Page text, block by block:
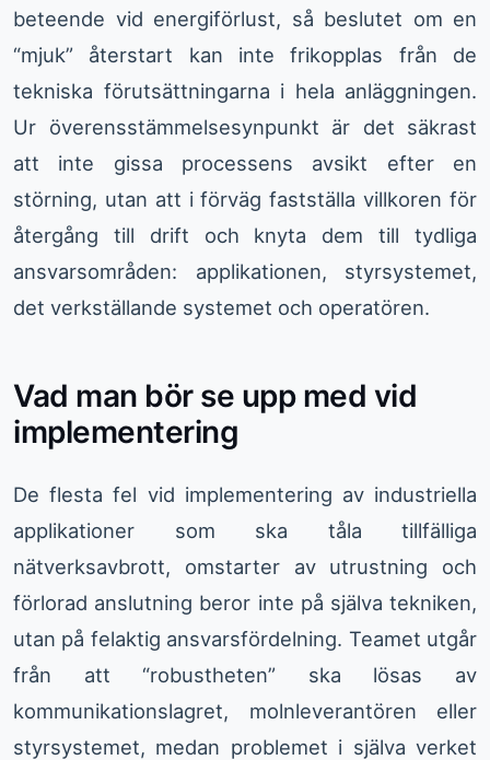
beteende vid energiförlust, så beslutet om en
“mjuk” återstart kan inte frikopplas från de
tekniska förutsättningarna i hela anläggningen.
Ur överensstämmelsesynpunkt är det säkrast
att inte gissa processens avsikt efter en
störning, utan att i förväg fastställa villkoren för
återgång till drift och knyta dem till tydliga
ansvarsområden: applikationen, styrsystemet,
det verkställande systemet och operatören.
Vad man bör se upp med vid
implementering
De flesta fel vid implementering av industriella
applikationer som ska tåla tillfälliga
nätverksavbrott, omstarter av utrustning och
förlorad anslutning beror inte på själva tekniken,
utan på felaktig ansvarsfördelning. Teamet utgår
från att “robustheten” ska lösas av
kommunikationslagret, molnleverantören eller
styrsystemet, medan problemet i själva verket